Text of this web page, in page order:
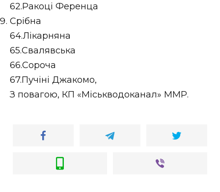
62.Ракоці Ференца
Срібна
64.Лікарняна
65.Свалявська
66.Сороча
67.Пучіні Джакомо,
З повагою, КП «Міськводоканал» ММР.